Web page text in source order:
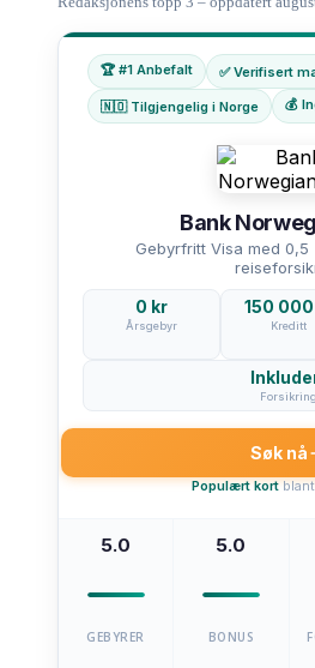
🏆 #1 Anbefalt ✅ Verifisert
🇳🇴 Tilgjengelig i Norge 💰
Bank
Gebyrfritt Visa med 0,5
0 kr
Årsgebyr
150
Kreditt
Forsikring
Søk nå
Populært kort
5.0
GEBYRER
5.0
BONUS